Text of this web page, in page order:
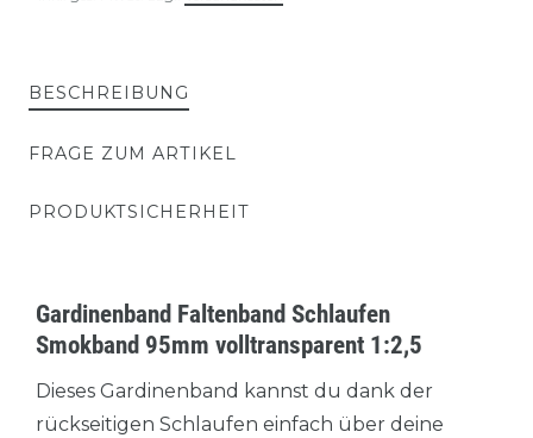
BESCHREIBUNG
FRAGE ZUM ARTIKEL
PRODUKTSICHERHEIT
Gardinenband Faltenband Schlaufen
Smokband 95mm volltransparent 1:2,5
Dieses Gardinenband kannst du dank der
rückseitigen Schlaufen einfach über deine